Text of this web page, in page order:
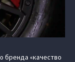
«качество